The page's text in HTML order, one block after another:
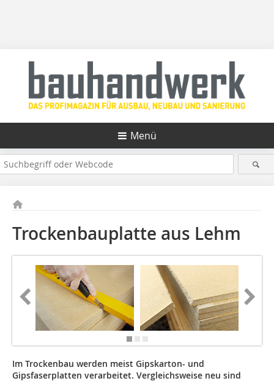
Menü
Trockenbauplatte aus Lehm
Im Trockenbau werden meist Gipskarton- und
Gipsfaserplatten verarbeitet. Vergleichsweise neu sind